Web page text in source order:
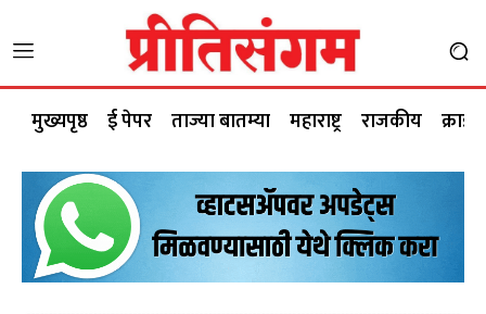
मुख्यपृष्ठ ई पेपर ताज्या बातम्या महाराष्ट्र राजकीय क्राईम